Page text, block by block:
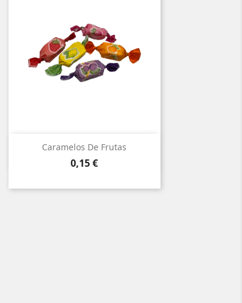
Caramelos De Frutas
Preu
0,15 €
 Vista ràpida